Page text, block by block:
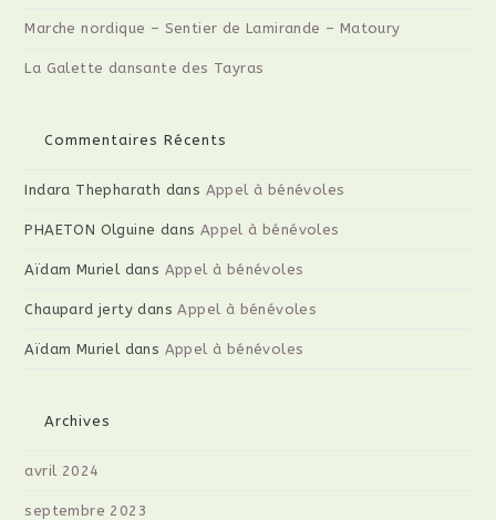
Marche nordique – Sentier de Lamirande – Matoury
La Galette dansante des Tayras
Commentaires Récents
Indara Thepharath dans Appel à bénévoles
PHAETON Olguine dans Appel à bénévoles
Aïdam Muriel dans Appel à bénévoles
Chaupard jerty dansAppel à bénévoles
Aïdam Muriel dans Appel à bénévoles
Archives
avril 2024
septembre 2023